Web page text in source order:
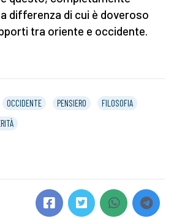
differenza di cui è doveroso
tra oriente e occidente.
OCCIDENTE PENSIERO
FILOSOFIA